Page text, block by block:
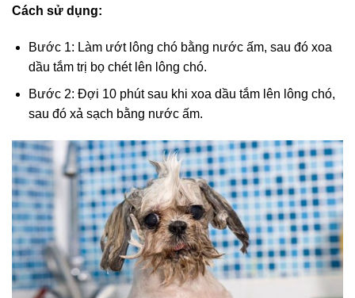
Cách sử dụng:
Bước 1: Làm ướt lông chó bằng nước ấm, sau đó xoa
dầu tắm trị bọ chét lên lông chó.
Bước 2: Đợi 10 phút sau khi xoa dầu tắm lên lông chó,
sau đó xả sạch bằng nước ấm.